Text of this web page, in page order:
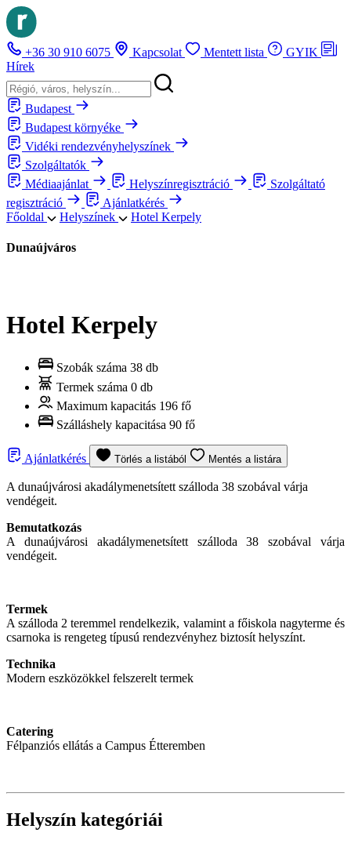
+36 30 910 6075 Kapcsolat Mentett lista
GYIK
Hírek
Budapest
Budapest környéke
Vidéki rendezvényhelyszínek
Szolgáltatók
Médiaajánlat
Helyszínregisztráció
Szolgáltató
regisztráció
Ajánlatkérés
Főoldal
Helyszínek Hotel Kerpely
Dunaújváros
Hotel Kerpely
Szobák száma 38 db
Termek száma 0 db
Maximum kapacitás 196 fő
Szálláshely kapacitása 90 fő
Ajánlatkérés Törlés a listából Mentés a listára
A dunaújvárosi akadálymenetsített szálloda 38 szobával várja
vendégeit.
Bemutatkozás
A dunaújvárosi akadálymenetsített szálloda 38 szobával várja
vendégeit.
Termek
A szálloda 2 teremmel rendelkezik, valamint a főiskola nagyterme és
csarnoka is rengeteg típusú rendezvényhez biztosít helyszínt.
Technika
Modern eszközökkel felszerelt termek
Catering
Félpanziós ellátás a Campus Étteremben
Helyszín kategóriái